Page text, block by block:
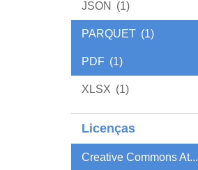
JSON (1)
PARQUET (1)
PDF (1)
XLSX (1)
Licenças
Creative Commons At...